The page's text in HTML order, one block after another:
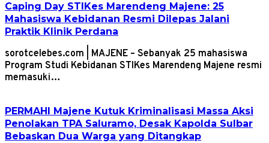
Caping Day STIKes Marendeng Majene: 25
Mahasiswa Kebidanan Resmi Dilepas Jalani
Praktik Klinik Perdana
sorotcelebes.com | MAJENE – Sebanyak 25 mahasiswa
Program Studi Kebidanan STIKes Marendeng Majene resmi
memasuki…
PERMAHI Majene Kutuk Kriminalisasi Massa Aksi
Penolakan TPA Saluramo, Desak Kapolda Sulbar
Bebaskan Dua Warga yang Ditangkap